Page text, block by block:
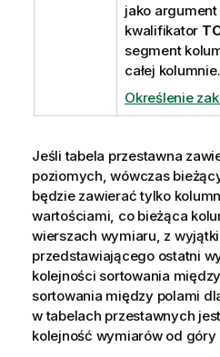
jako
kwalifikator
segment
całej kolumnie.
Określenie
Jeśli tabela przestawna
poziomych, wówczas
będzie zawierać tylko
wartościami, co bieżąca
wierszach wymiaru, z
przedstawiającego ostatni
kolejności sortowania
sortowania między polami
w tabelach przestawnych
kolejność wymiarów od góry